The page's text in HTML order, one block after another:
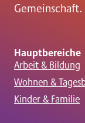
Gemeinschaft.
Hauptbereiche
Arbeit & Bildung
Wohnen &
Kinder & Familie